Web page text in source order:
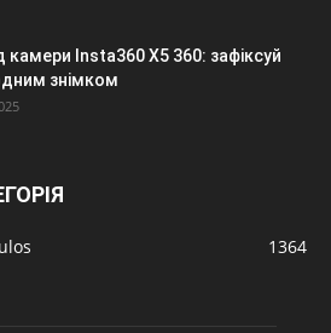
камери Insta360 X5 360: зафіксуй
знімком
1364